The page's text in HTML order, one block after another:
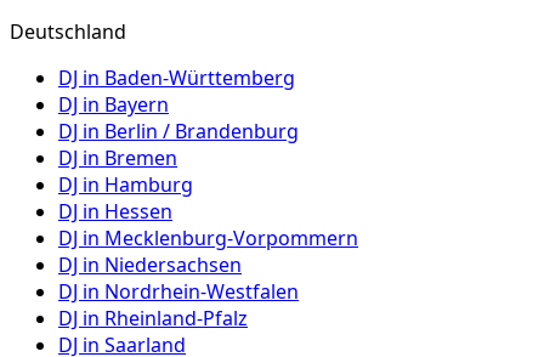
Deutschland
DJ in Baden-Württemberg
DJ in Bayern
DJ in Berlin / Brandenburg
DJ in Bremen
DJ in Hamburg
DJ in Hessen
DJ in Mecklenburg-Vorpommern
DJ in Niedersachsen
DJ in Nordrhein-Westfalen
DJ in Rheinland-Pfalz
DJ in Saarland